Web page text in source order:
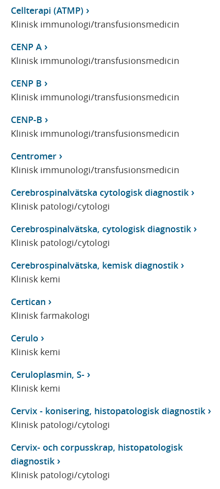
Cellterapi (ATMP)
Klinisk immunologi/transfusionsmedicin
CENP A
Klinisk immunologi/transfusionsmedicin
CENP B
Klinisk immunologi/transfusionsmedicin
CENP-B
Klinisk immunologi/transfusionsmedicin
Centromer
Klinisk immunologi/transfusionsmedicin
Cerebrospinalvätska cytologisk diagnostik
Klinisk patologi/cytologi
Cerebrospinalvätska, cytologisk diagnostik
Klinisk patologi/cytologi
Cerebrospinalvätska, kemisk diagnostik
Klinisk kemi
Certican
Klinisk farmakologi
Cerulo
Klinisk kemi
Ceruloplasmin, S-
Klinisk kemi
Cervix - konisering, histopatologisk diagnostik
Klinisk patologi/cytologi
Cervix- och corpusskrap, histopatologisk
diagnostik
Klinisk patologi/cytologi